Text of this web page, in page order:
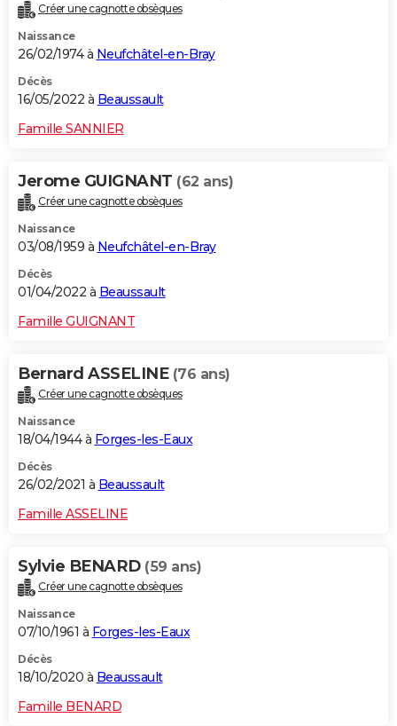
Créer une cagnotte obsèques
Naissance
26/02/1974 à Neufchâtel-en-Bray
Décès
16/05/2022 à Beaussault
Famille SANNIER
Jerome GUIGNANT (62 ans)
Créer une cagnotte obsèques
Naissance
03/08/1959 à Neufchâtel-en-Bray
Décès
01/04/2022 à Beaussault
Famille GUIGNANT
Bernard ASSELINE (76 ans)
Créer une cagnotte obsèques
Naissance
18/04/1944 à Forges-les-Eaux
Décès
26/02/2021 à Beaussault
Famille ASSELINE
Sylvie BENARD (59 ans)
Créer une cagnotte obsèques
Naissance
07/10/1961 à Forges-les-Eaux
Décès
18/10/2020 à Beaussault
Famille BENARD